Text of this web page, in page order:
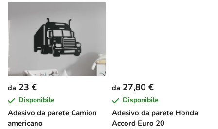
t
Adesivo da parete Camion
americano
da 23 €
Disponibile
Adesivo da parete Honda
Accord Euro 20
da 27,80 €
Disponibile